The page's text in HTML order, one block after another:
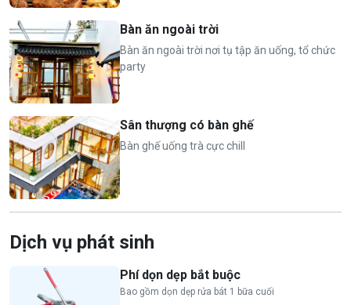
Bàn ăn ngoài trời
Bàn ăn ngoài trời nơi tụ tập ăn uống, tổ chức
party
Sân thượng có bàn ghế
Bàn ghế uống trà cực chill
Dịch vụ phát sinh
Phí dọn dẹp bắt buộc
Bao gồm dọn dẹp rửa bát 1 bữa cuối